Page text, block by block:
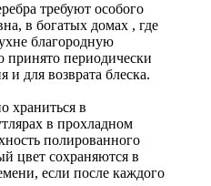
требуют особого
в богатых домах , где
благородную
принято периодически
и для возврата блеска.
храниться в
в прохладном
полированного
цвет сохраняются в
если после каждого